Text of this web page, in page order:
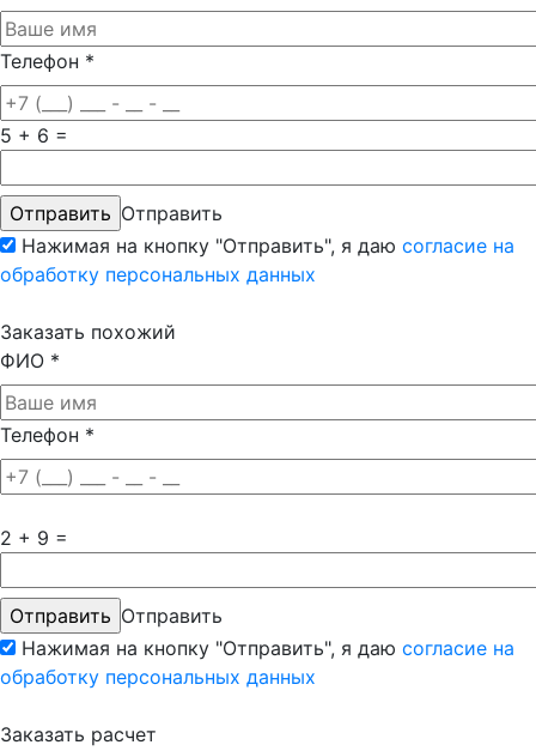
Телефон *
5 + 6 =
Отправить
Нажимая на кнопку "Отправить", я даю согласие на
обработку персональных данных
Заказать похожий
ФИО *
Телефон *
2 + 9 =
Отправить
Нажимая на кнопку "Отправить", я даю согласие на
обработку персональных данных
Заказать расчет